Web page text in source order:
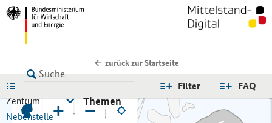
zurück zur Startseite
FAQ
Filter
Zentrum
Nebenstelle
Themen
+ −